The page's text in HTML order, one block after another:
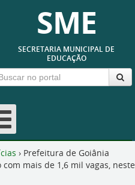
SME
SECRETARIA MUNICIPAL DE
EDUCAÇÃO
› Prefeitura de Goiânia
mais de 1,6 mil vagas, neste